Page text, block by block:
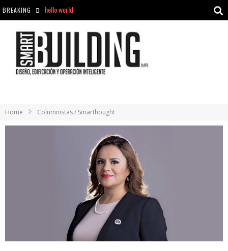
BREAKING
hello world
hello world
Home Columnistas / Smarthought